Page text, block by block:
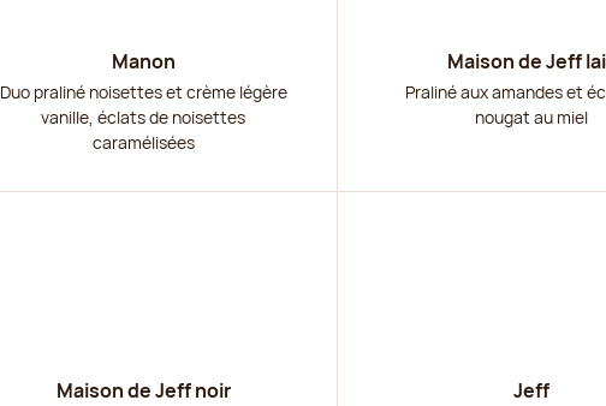
Manon
Duo praliné noisettes et crème légère
vanille, éclats de noisettes
caramélisées
Maison de Jeff
Praliné aux amandes et
nougat au miel
Maison de Jeff noir Jeff